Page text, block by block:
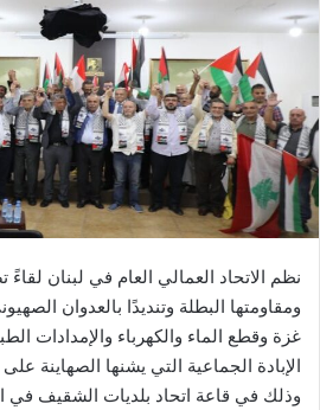
نظم الاتحاد العمالي العام في لبنان
ومقاومتها البطلة وتنديدًا بالعدوان
غزة وقطع الماء والكهرباء والإمدادات
الإبادة الجماعية التي يشنها الصهاينة
وذلك في قاعة اتحاد بلديات الشقيف في